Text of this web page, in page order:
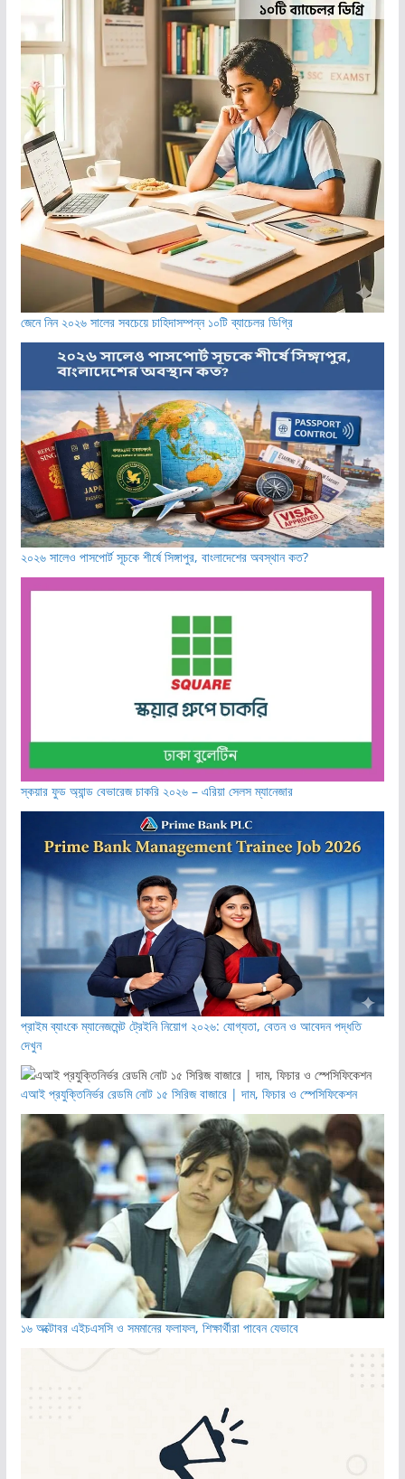
জেনে নিন ২০২৬ সালের সবচেয়ে চাহিদাসম্পন্ন ১০টি ব্যাচেলর ডিগ্রি
২০২৬ সালেও পাসপোর্ট সূচকে শীর্ষে সিঙ্গাপুর, বাংলাদেশের অবস্থান কত?
স্কয়ার ফুড অ্যান্ড বেভারেজ চাকরি ২০২৬ – এরিয়া সেলস ম্যানেজার
প্রাইম ব্যাংকে ম্যানেজমেন্ট ট্রেইনি নিয়োগ ২০২৬: যোগ্যতা, বেতন ও আবেদন পদ্ধতি
দেখুন
এআই প্রযুক্তিনির্ভর রেডমি নোট ১৫ সিরিজ বাজারে | দাম, ফিচার ও স্পেসিফিকেশন
১৬ অক্টোবর এইচএসসি ও সমমানের ফলাফল, শিক্ষার্থীরা পাবেন যেভাবে